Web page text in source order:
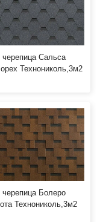
черепица Сальса
Технониколь,3м2
черепица Болеро
Технониколь,3м2